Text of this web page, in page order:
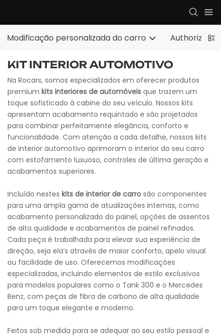
Modificação personalizada do carro Authorized
KIT INTERIOR AUTOMOTIVO
Na Rocars, somos especializados em oferecer produtos
premium kits interiores de automóveis que trazem um
toque sofisticado à cabine do seu veículo. Nossos kits
apresentam acabamento requintado e são projetados
para combinar perfeitamente elegância, conforto e
funcionalidade. Com atenção a cada detalhe, nossos kits
de interior automotivo aprimoram o interior do seu carro
com estofamento luxuoso, controles de última geração e
acabamentos superiores.
Incluído nestes kits de interior de carro são componentes
para uma ampla gama de atualizações internas, como
acabamento personalizado do painel, opções de assentos
de alta qualidade e acabamentos de painel refinados.
Cada peça é trabalhada para elevar sua experiência de
direção, seja ela’s através de maior conforto, apelo visual
ou facilidade de uso. Oferecemos modificações
especializadas, incluindo elementos de estilo exclusivos
para modelos populares como o Tank 300 e o Mercedes
Benz, com peças de fibra de carbono de alta qualidade
para um toque elegante e moderno.
Feitos sob medida para se adequar ao seu estilo pessoal e